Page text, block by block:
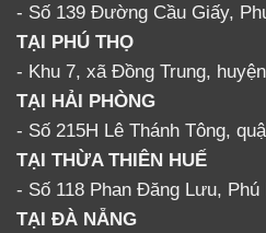
- Số 139 Đường Cầu Giấy,
TẠI PHÚ THỌ
- Khu 7, xã Đồng Trung,
TẠI HẢI PHÒNG
- Số 215H Lê Thánh Tông,
TẠI THỪA THIÊN HUẾ
- Số 118 Phan Đăng Lưu, Phú
TẠI ĐÀ NẴNG